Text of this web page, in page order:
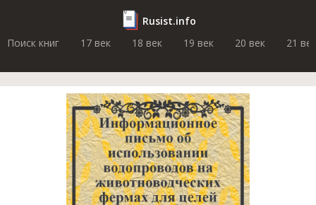
Rusist.info
Поиск книг
17 век 18 век 19 век 20 век 21 век